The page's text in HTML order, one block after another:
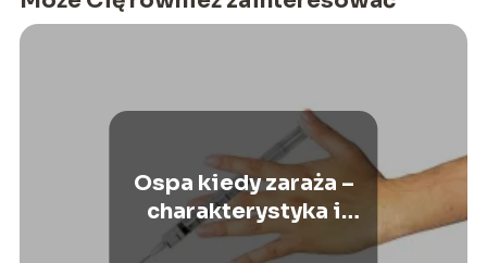
Ospa kiedy zaraża –
charakterystyka i
objawy ospy wietrznej